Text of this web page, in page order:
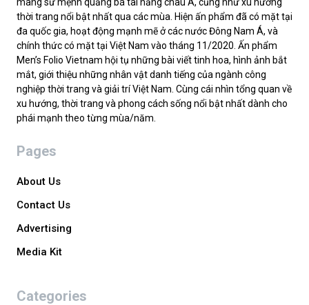
mang sứ mệnh quảng bá tài năng châu Á, cũng như xu hướng
thời trang nổi bật nhất qua các mùa. Hiện ấn phẩm đã có mặt tại
đa quốc gia, hoạt động mạnh mẽ ở các nước Đông Nam Á, và
chính thức có mặt tại Việt Nam vào tháng 11/2020. Ấn phẩm
Men’s Folio Vietnam hội tụ những bài viết tinh hoa, hình ảnh bắt
mắt, giới thiệu những nhân vật danh tiếng của ngành công
nghiệp thời trang và giải trí Việt Nam. Cùng cái nhìn tổng quan về
xu hướng, thời trang và phong cách sống nổi bật nhất dành cho
phái mạnh theo từng mùa/năm.
Pages
About Us
Contact Us
Advertising
Media Kit
Categories